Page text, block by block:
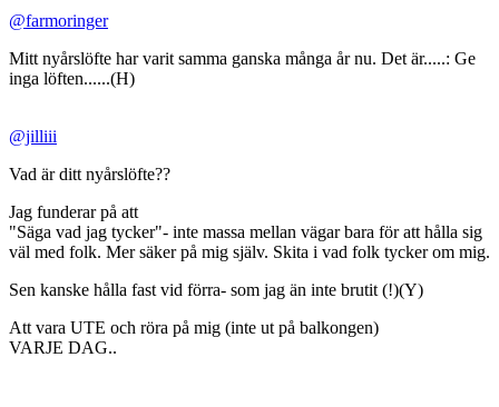
@farmoringer
Mitt nyårslöfte har varit samma ganska många år nu. Det är.....: Ge
inga löften......(H)
@jilliii
Vad är ditt nyårslöfte??
Jag funderar på att
"Säga vad jag tycker"- inte massa mellan vägar bara för att hålla sig
väl med folk. Mer säker på mig själv. Skita i vad folk tycker om mig.
Sen kanske hålla fast vid förra- som jag än inte brutit (!)(Y)
Att vara UTE och röra på mig (inte ut på balkongen)
VARJE DAG..